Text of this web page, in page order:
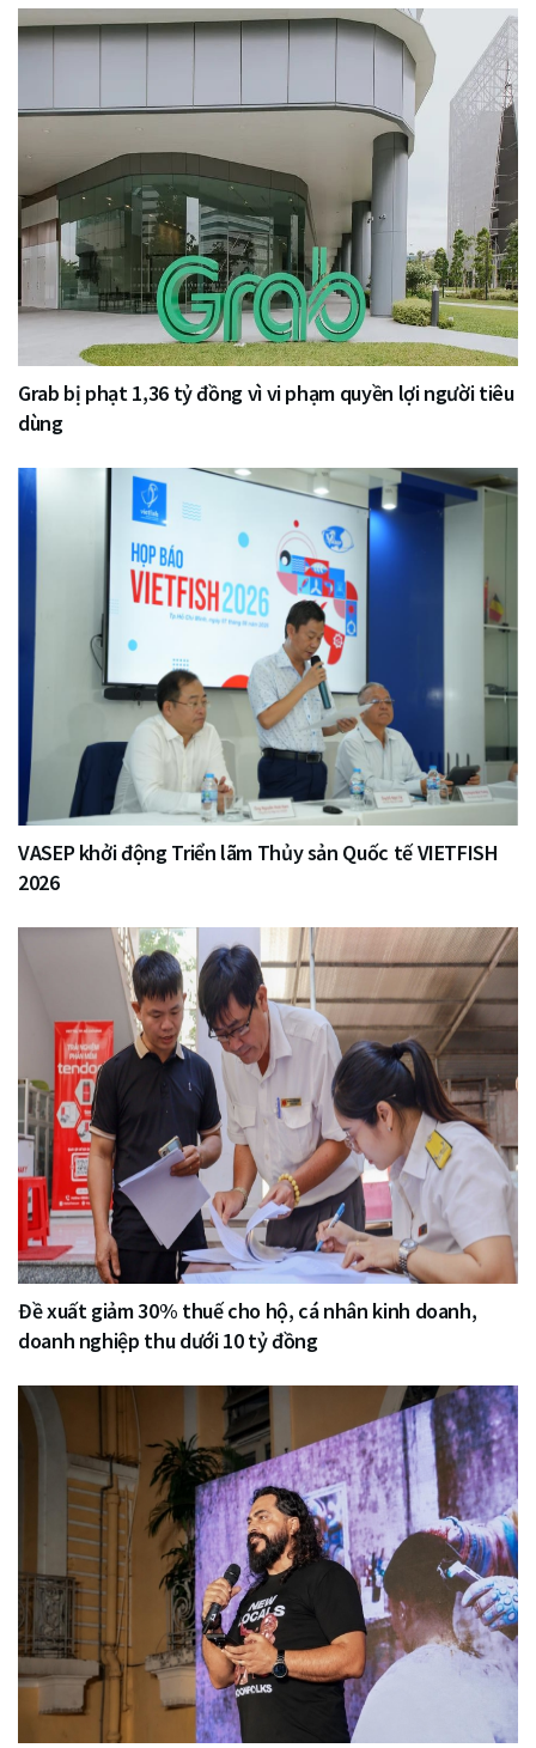
Grab bị phạt 1,36 tỷ đồng vì vi phạm quyền lợi người tiêu
dùng
VASEP khởi động Triển lãm Thủy sản Quốc tế VIETFISH
2026
Đề xuất giảm 30% thuế cho hộ, cá nhân kinh doanh,
doanh nghiệp thu dưới 10 tỷ đồng